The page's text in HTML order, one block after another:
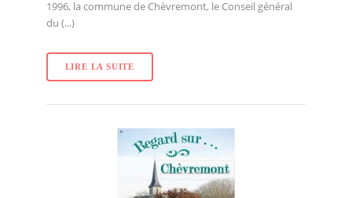
1996, la commune de Chèvremont, le Conseil général
du (...)
LIRE LA SUITE